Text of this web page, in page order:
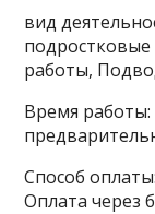
вид
работы,
Время работы:
Способ
Оплата через